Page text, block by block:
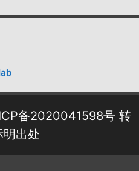
备2020041598号 转
出处